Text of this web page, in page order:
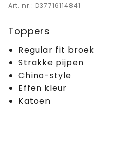
Art. nr.: D37716114841
Toppers
Regular fit broek
Strakke pijpen
Chino-style
Effen kleur
Katoen